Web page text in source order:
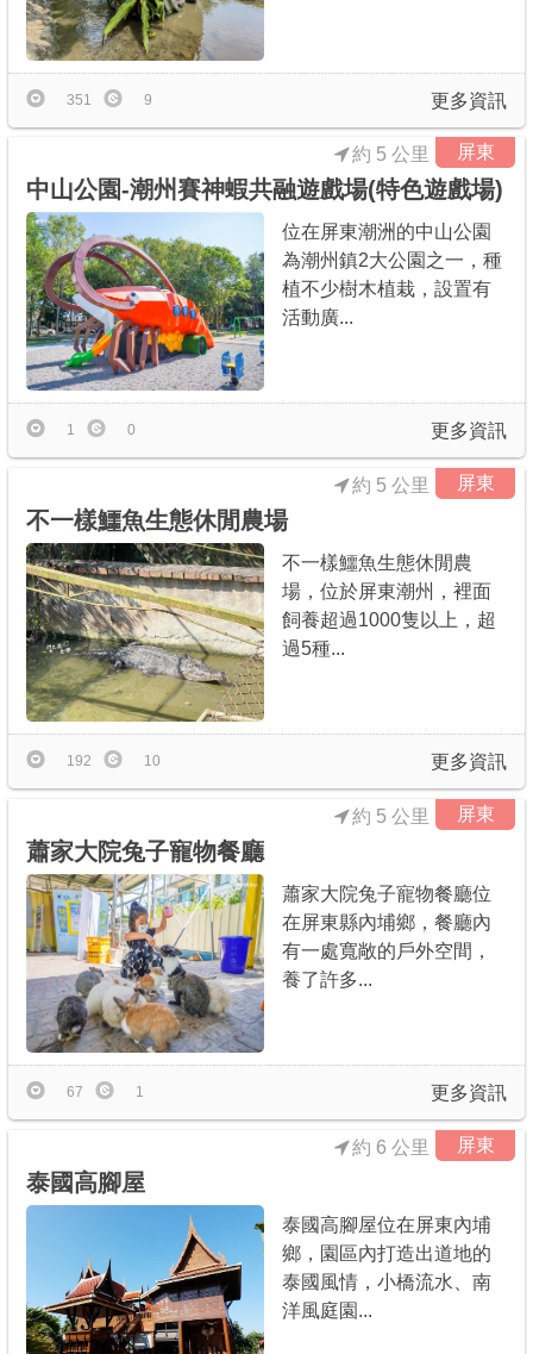
更多資訊
351 9
屏東
約 5 公里
中山公園-潮州賽神蝦共融遊戲場(特色遊戲場)
位在屏東潮洲的中山公園
為潮州鎮2大公園之一，種
植不少樹木植栽，設置有
活動廣...
更多資訊
1 0
屏東
約 5 公里
不一樣鱷魚生態休閒農場
不一樣鱷魚生態休閒農
場，位於屏東潮州，裡面
飼養超過1000隻以上，超
過5種...
更多資訊
192 10
屏東
約 5 公里
蕭家大院兔子寵物餐廳
蕭家大院兔子寵物餐廳位
在屏東縣內埔鄉，餐廳內
有一處寬敞的戶外空間，
養了許多...
更多資訊
67 1
屏東
約 6 公里
泰國高腳屋
泰國高腳屋位在屏東內埔
鄉，園區內打造出道地的
泰國風情，小橋流水、南
洋風庭園...